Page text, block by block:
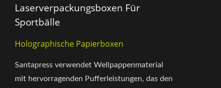
Laserverpackungsboxen Für
Sportbälle
Holographische Papierboxen
Santapress verwendet Wellpappenmaterial
mit hervorragenden Pufferleistungen, das den